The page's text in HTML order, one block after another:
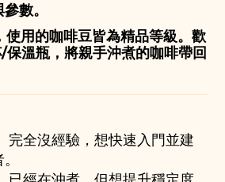
數。
使用的咖啡豆皆為精品等級。歡
溫瓶，將親手沖煮的咖啡帶回
完全沒經驗，想快速入門並建